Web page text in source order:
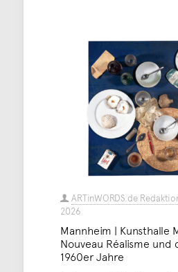
ARTinWORDS.de
2026
Mannheim | Kunsthalle
Nouveau Réalisme und
1960er Jahre